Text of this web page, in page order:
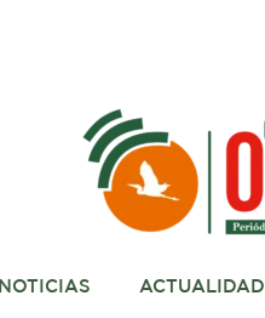
NOTICIAS ACTUALIDAD